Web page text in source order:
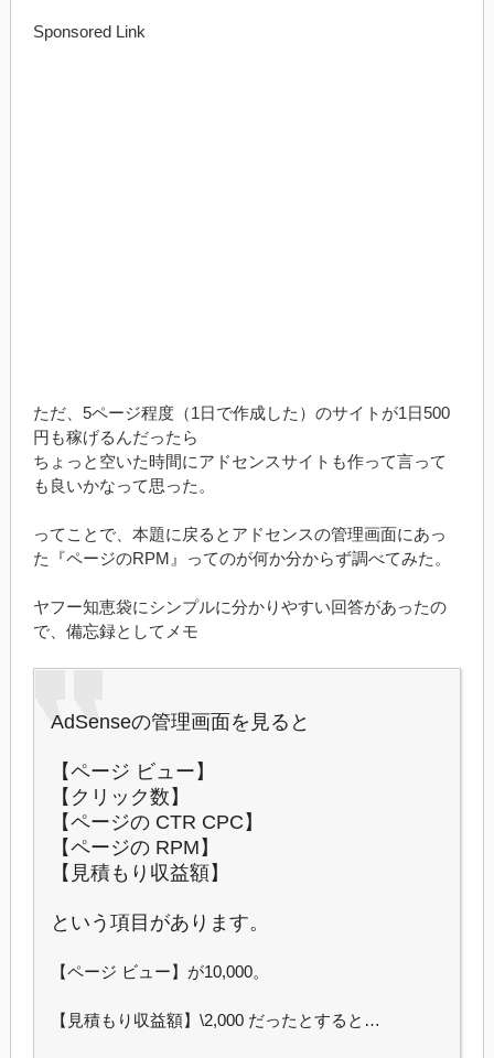
Sponsored Link
ただ、5ページ程度（1日で作成した）のサイトが1日500
円も稼げるんだったら
ちょっと空いた時間にアドセンスサイトも作って言って
も良いかなって思った。
ってことで、本題に戻るとアドセンスの管理画面にあっ
た『ページのRPM』ってのが何か分からず調べてみた。
ヤフー知恵袋にシンプルに分かりやすい回答があったの
で、備忘録としてメモ
AdSenseの管理画面を見ると
【ページ ビュー】
【クリック数】
【ページの CTR CPC】
【ページの RPM】
【見積もり収益額】
という項目があります。
【ページ ビュー】が10,000。
【見積もり収益額】\2,000 だったとすると…